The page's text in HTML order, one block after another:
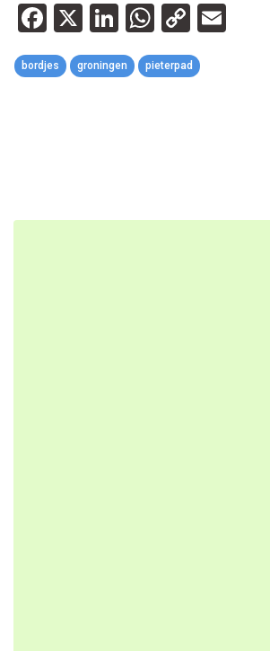
Facebook
X LinkedIn
WhatsApp
Copy
Link
bordjes groningen pieterpad